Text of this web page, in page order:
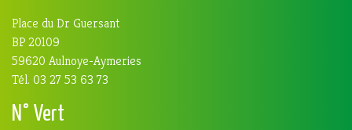
Place du Dr Guersant
BP 20109
59620 Aulnoye-Aymeries
Tél. 03 27 53 63 73
N° Vert